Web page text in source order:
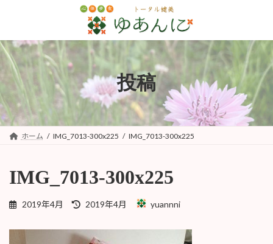
ン
ツ
キ
ッ
ー
シ
に
移
投稿
ホーム IMG_7013-300x225 IMG_7013-300x225
IMG_7013-300x225
2019年4月
最
新
2019年4月 yuannni